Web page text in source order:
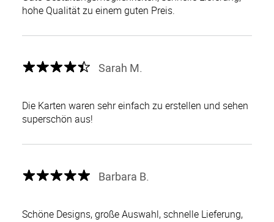
hohe Qualität zu einem guten Preis.
Sarah M.
Die Karten waren sehr einfach zu erstellen und sehen
superschön aus!
Barbara B.
Schöne Designs, große Auswahl, schnelle Lieferung,